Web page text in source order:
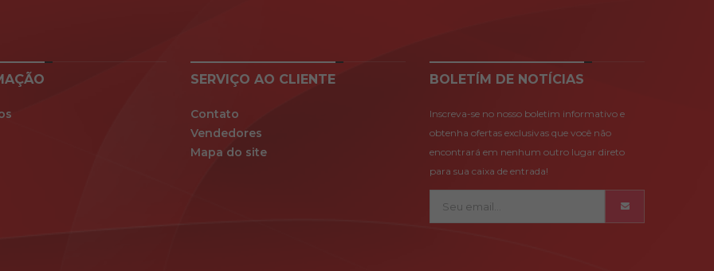
SERVIÇO AO CLIENTE
Contato
Vendedores
Mapa do site
BOLETÍM DE NOTÍCIAS
Inscreva-se no nosso boletim informativo e
obtenha ofertas exclusivas que você não
encontrará em nenhum outro lugar direto
para sua caixa de entrada!